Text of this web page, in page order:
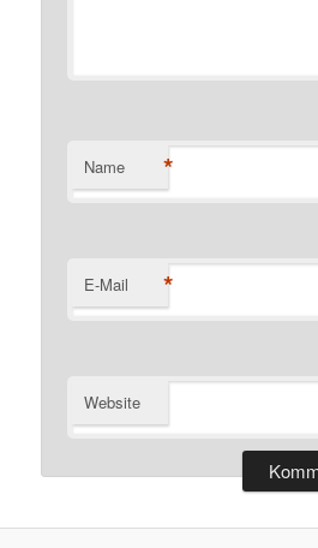
Name *
E-Mail *
Website